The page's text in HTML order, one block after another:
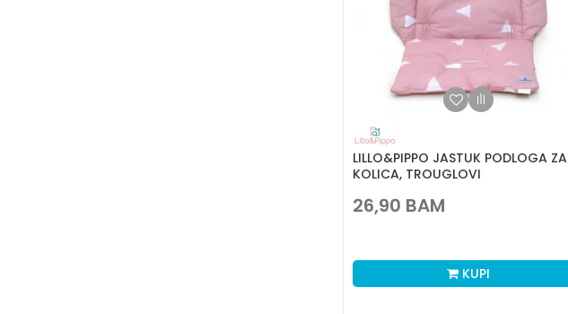
LILLO&PIPPO JASTUK PODLOGA ZA
KOLICA, TROUGLOVI
26,90 BAM
KUPI